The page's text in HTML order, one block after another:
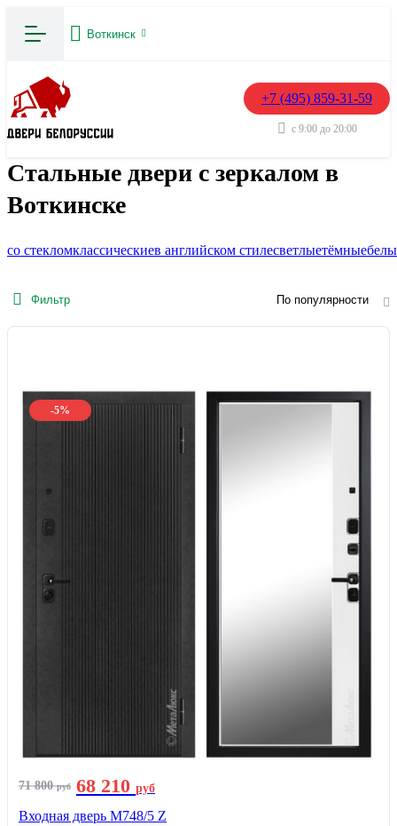
Воткинск
+7 (495) 859-31-59
с 9:00 до 20:00
Стальные двери с зеркалом в
Воткинске
со стекломклассическиев английском стилесветлыетёмные
Фильтр По популярности
-5%
71 800руб 68 210 руб
Входная дверь М748/5 Z